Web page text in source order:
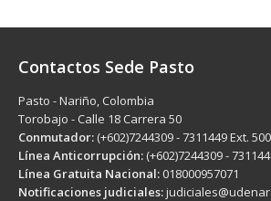
Contactos Sede Pasto
Pasto - Nariño, Colombia
Torobajo - Calle 18 Carrera 50
Conmutador: (+602)7244309 - 7311449 Ext. 500
Línea Anticorrupción: (+602)7244309 -
Línea Gratuita Nacional: 018000957071
Notificaciones judiciales: